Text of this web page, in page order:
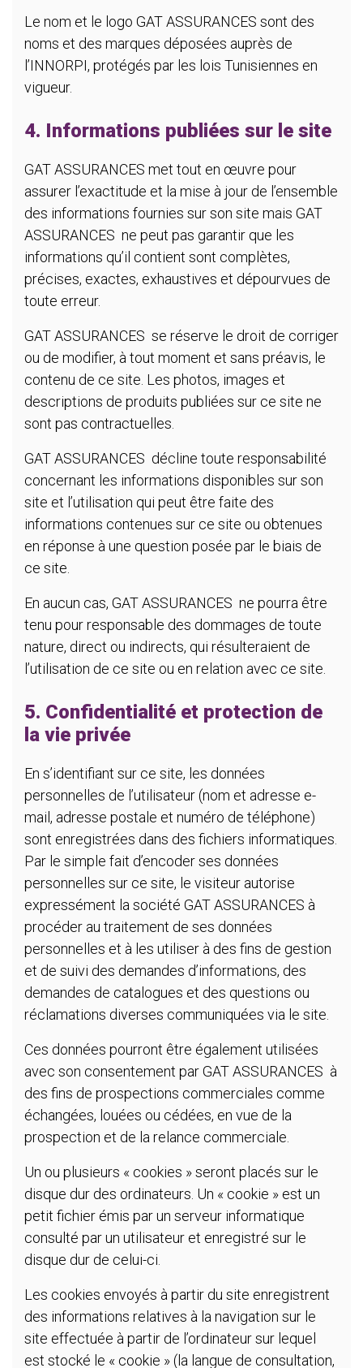
Le nom et le logo GAT ASSURANCES sont des
noms et des marques déposées auprès de
l’INNORPI, protégés par les lois Tunisiennes en
vigueur.
4. Informations publiées sur le site
GAT ASSURANCES met tout en œuvre pour
assurer l’exactitude et la mise à jour de l’ensemble
des informations fournies sur son site mais GAT
ASSURANCES ne peut pas garantir que les
informations qu’il contient sont complètes,
précises, exactes, exhaustives et dépourvues de
toute erreur.
GAT ASSURANCES se réserve le droit de corriger
ou de modifier, à tout moment et sans préavis, le
contenu de ce site. Les photos, images et
descriptions de produits publiées sur ce site ne
sont pas contractuelles.
GAT ASSURANCES décline toute responsabilité
concernant les informations disponibles sur son
site et l’utilisation qui peut être faite des
informations contenues sur ce site ou obtenues
en réponse à une question posée par le biais de
ce site.
En aucun cas, GAT ASSURANCES ne pourra être
tenu pour responsable des dommages de toute
nature, direct ou indirects, qui résulteraient de
l’utilisation de ce site ou en relation avec ce site.
5. Confidentialité et protection de
la vie privée
En s’identifiant sur ce site, les données
personnelles de l’utilisateur (nom et adresse e-
mail, adresse postale et numéro de téléphone)
sont enregistrées dans des fichiers informatiques.
Par le simple fait d’encoder ses données
personnelles sur ce site, le visiteur autorise
expressément la société GAT ASSURANCES à
procéder au traitement de ses données
personnelles et à les utiliser à des fins de gestion
et de suivi des demandes d’informations, des
demandes de catalogues et des questions ou
réclamations diverses communiquées via le site.
Ces données pourront être également utilisées
avec son consentement par GAT ASSURANCES à
des fins de prospections commerciales comme
échangées, louées ou cédées, en vue de la
prospection et de la relance commerciale.
Un ou plusieurs « cookies » seront placés sur le
disque dur des ordinateurs. Un « cookie » est un
petit fichier émis par un serveur informatique
consulté par un utilisateur et enregistré sur le
disque dur de celui-ci.
Les cookies envoyés à partir du site enregistrent
des informations relatives à la navigation sur le
site effectuée à partir de l’ordinateur sur lequel
est stocké le « cookie » (la langue de consultation,